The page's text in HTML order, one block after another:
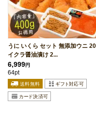
うに いくら セット 無添加ウニ
イクラ醤油漬け 2...
6,999円
64pt